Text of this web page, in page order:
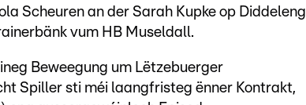
Scheuren an der Sarah Kupke op Diddeleng
vum HB Museldall.
Beweegung um Lëtzebuerger
Spiller sti méi laangfristeg ënner Kontrakt,